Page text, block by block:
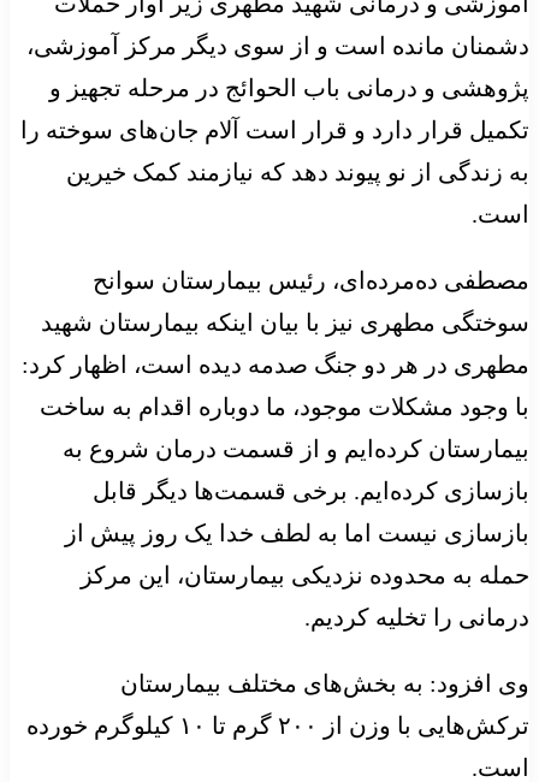
دشمنان مانده است و از سوی دیگر مرکز آموزشی،
پژوهشی و درمانی باب الحوائج در مرحله تجهیز و
تکمیل قرار دارد و قرار است آلام جان‌های سوخته را
به زندگی از نو پیوند دهد که نیازمند کمک خیرین
است.
مصطفی ده‌مرده‌ای، رئیس بیمارستان سوانح
سوختگی مطهری نیز با بیان اینکه بیمارستان شهید
مطهری در هر دو جنگ صدمه دیده است، اظهار کرد:
با وجود مشکلات موجود، ما دوباره اقدام به ساخت
بیمارستان کرده‌ایم و از قسمت درمان شروع به
بازسازی کرده‌ایم. برخی قسمت‌ها دیگر قابل
بازسازی نیست اما به لطف خدا یک روز پیش از
حمله به محدوده نزدیکی بیمارستان، این مرکز
درمانی را تخلیه کردیم.
وی افزود: به بخش‌های مختلف بیمارستان
ترکش‌هایی با وزن از ۲۰۰ گرم تا ۱۰ کیلوگرم خورده
است.